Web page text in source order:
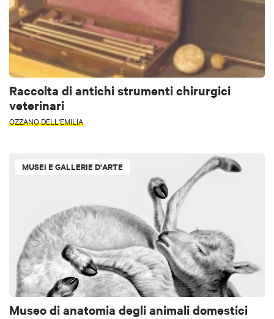
Raccolta di antichi strumenti chirurgici
veterinari
OZZANO DELL'EMILIA
MUSEI E GALLERIE D'ARTE
Museo di anatomia degli animali domestici